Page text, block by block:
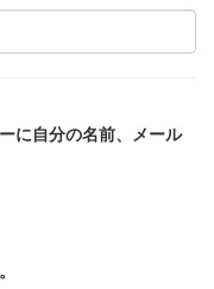
に自分の名前、メール